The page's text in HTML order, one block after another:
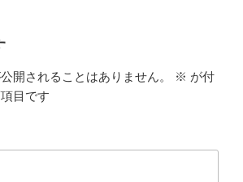
開されることはありません。 ※ が付
目です